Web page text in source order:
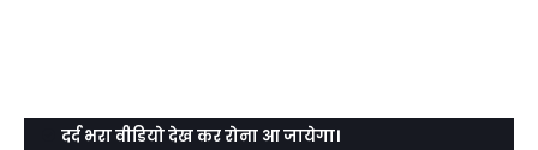
दर्द भरा वीडियो देख कर रोना आ जायेगा।